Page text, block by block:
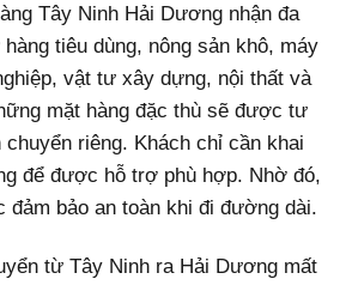
Tây Ninh Hải Dương nhận đa
tiêu dùng, nông sản khô, máy
vật tư xây dựng, nội thất và
mặt hàng đặc thù sẽ được tư
riêng. Khách chỉ cần khai
để được hỗ trợ phù hợp. Nhờ đó,
đảm bảo an toàn khi đi đường dài.
từ Tây Ninh ra Hải Dương mất